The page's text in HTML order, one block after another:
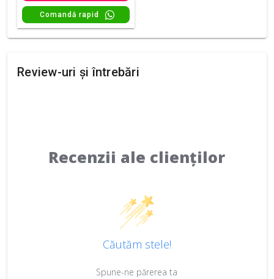
Comandă rapid
Review-uri și întrebări
Recenzii ale clienților
Căutăm stele!
Spune-ne părerea ta